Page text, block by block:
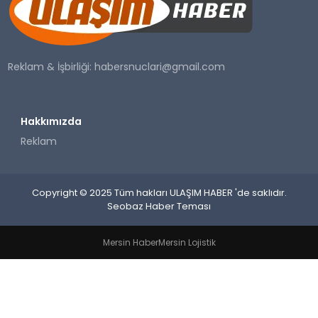
SAĞLIK
YAŞAM
Reklam & İşbirliği:habersnuclari@gmail.com
Hakkımızda
Reklam
Copyright © 2025 Tüm hakları ULAŞIM HABER 'de saklıdır.
Seobaz Haber Teması
Mersin HaberMersin Lojistik